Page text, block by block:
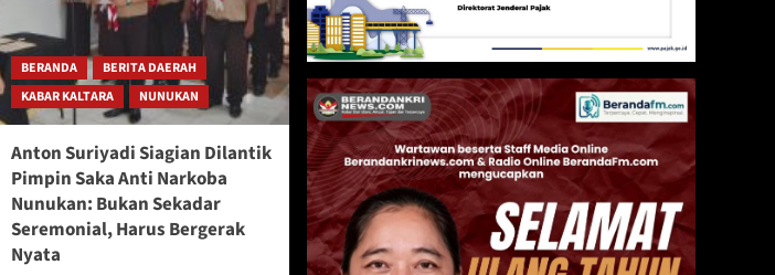
BERANDA
BERITA DAERAH
KABAR KALTARA
NUNUKAN
Anton Suriyadi Siagian Dilantik
Pimpin Saka Anti Narkoba
Nunukan: Bukan Sekadar
Seremonial, Harus Bergerak
Nyata